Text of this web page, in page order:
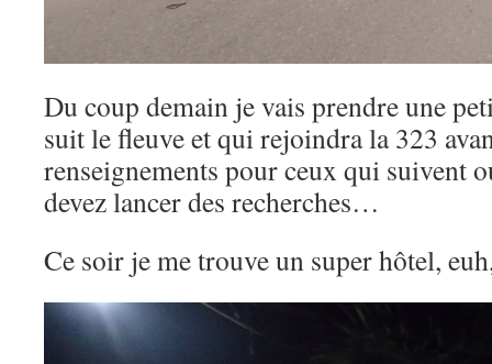
Du coup demain je vais prendre une
suit le fleuve et qui rejoindra la 323
renseignements pour ceux qui suivent
devez lancer des recherches…
Ce soir je me trouve un super hôtel,